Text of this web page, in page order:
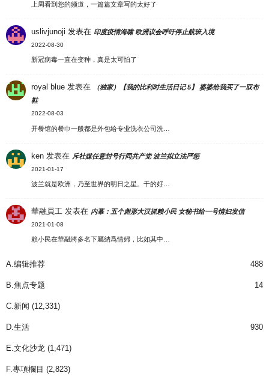
上周看到您的频道，一篇篇文章写的太好了
uslivjunoji 发表在 印度疫情海啸 欧洲议会呼吁停止航班入境
2022-08-30
新冠病毒一直在变种，真是太可怕了
royal blue 发表在
（独家）【我的比利时生活日记 5】 婆婆给我买了一双布
鞋
2022-08-03
开餐馆的餐巾一般都是外包给专业洗衣公司洗…
ken 发表在 斥社媒任意封号行同共产党 波兰拟立法严惩
2021-01-17
波兰就是欧洲，乃至世界的明日之星。干的好…
華融員工 发表在 内幕：五个彪形大汉抓赖小民 女秘书给一号情妇发信
2021-01-08
賴小民在華融將多名下屬納爲情婦，比如其中…
A.编辑推荐 488
B.焦点专题 14
C.新闻 (12,331)
D.生活 930
E.文化沙龙 (1,471)
F.專項欄目 (2,823)